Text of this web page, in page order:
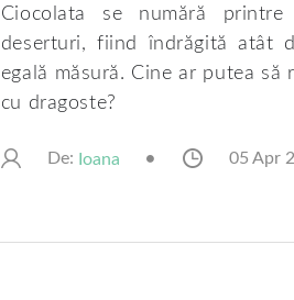
Ciocolata se numără
deserturi, fiind îndrăgită atât
egală măsură. Cine ar putea
cu dragoste?
De: Ioana 05 Apr